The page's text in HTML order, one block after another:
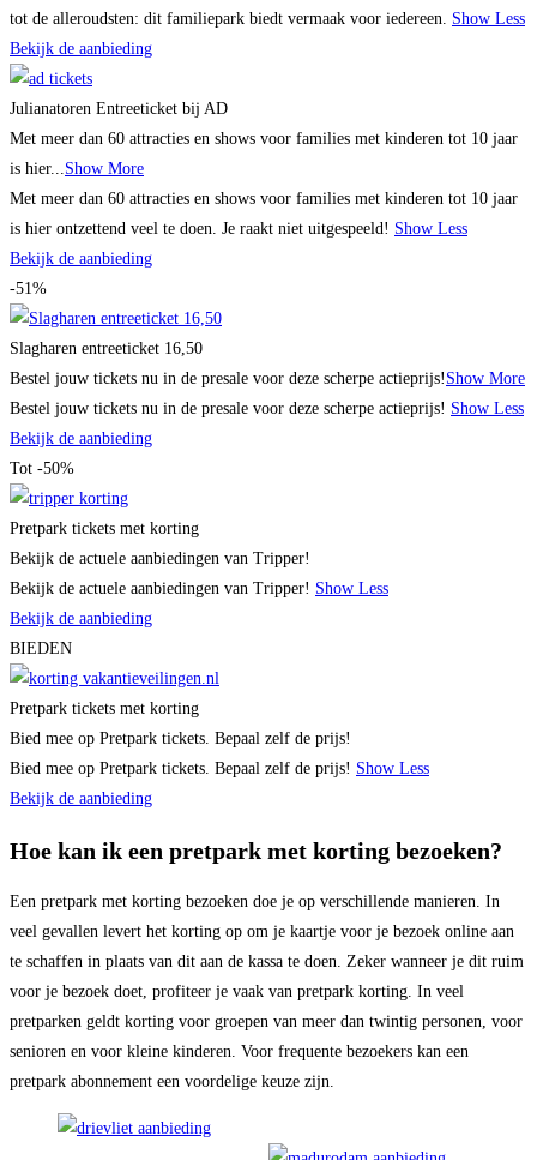
tot de alleroudsten: dit familiepark biedt vermaak voor iedereen. Show Less
Bekijk de aanbieding
Julianatoren Entreeticket bij AD
Met meer dan 60 attracties en shows voor families met kinderen tot 10 jaar
is hier...Show More
Met meer dan 60 attracties en shows voor families met kinderen tot 10 jaar
is hier ontzettend veel te doen. Je raakt niet uitgespeeld! Show Less
Bekijk de aanbieding
-51%
Slagharen entreeticket 16,50
Bestel jouw tickets nu in de presale voor deze scherpe actieprijs! Show More
Bestel jouw tickets nu in de presale voor deze scherpe actieprijs! Show Less
Bekijk de aanbieding
Tot -50%
Pretpark tickets met korting
Bekijk de actuele aanbiedingen van Tripper!
Bekijk de actuele aanbiedingen van Tripper! Show Less
Bekijk de aanbieding
BIEDEN
Pretpark tickets met korting
Bied mee op Pretpark tickets. Bepaal zelf de prijs!
Bied mee op Pretpark tickets. Bepaal zelf de prijs! Show Less
Bekijk de aanbieding
Hoe kan ik een pretpark met korting bezoeken?
Een pretpark met korting bezoeken doe je op verschillende manieren. In
veel gevallen levert het korting op om je kaartje voor je bezoek online aan
te schaffen in plaats van dit aan de kassa te doen. Zeker wanneer je dit ruim
voor je bezoek doet, profiteer je vaak van pretpark korting. In veel
pretparken geldt korting voor groepen van meer dan twintig personen, voor
senioren en voor kleine kinderen. Voor frequente bezoekers kan een
pretpark abonnement een voordelige keuze zijn.